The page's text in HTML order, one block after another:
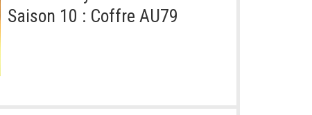
Saison 10 : Coffre AU79